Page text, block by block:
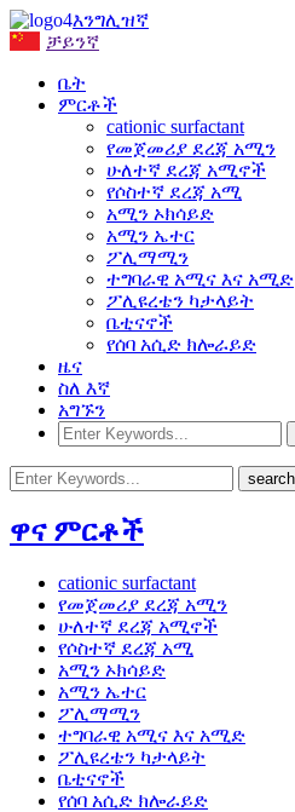
እንግሊዝኛ
ቻይንኛ
ቤት
ምርቶች
cationic surfactant
የመጀመሪያ ደረጃ አሚን
ሁለተኛ ደረጃ አሚኖች
የሶስተኛ ደረጃ አሚ
አሚን ኦክሳይድ
አሚን ኤተር
ፖሊማሚን
ተግባራዊ አሚና እና አሚድ
ፖሊዩረቴን ካታላይት
ቤቲናኖች
የሰባ አሲድ ክሎራይድ
ዜና
ስለ እኛ
አግኙን
ዋና ምርቶች
cationic surfactant
የመጀመሪያ ደረጃ አሚን
ሁለተኛ ደረጃ አሚኖች
የሶስተኛ ደረጃ አሚ
አሚን ኦክሳይድ
አሚን ኤተር
ፖሊማሚን
ተግባራዊ አሚና እና አሚድ
ፖሊዩረቴን ካታላይት
ቤቲናኖች
የሰባ አሲድ ክሎራይድ